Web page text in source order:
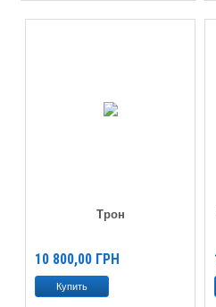
Трон
10 800,00 ГРН